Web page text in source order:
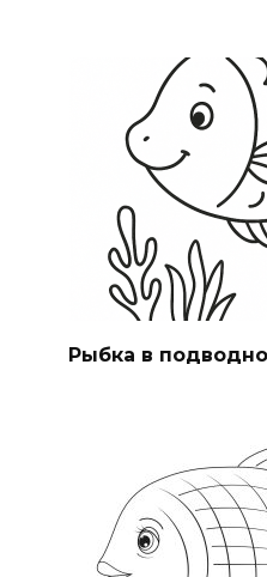
Рыбка в